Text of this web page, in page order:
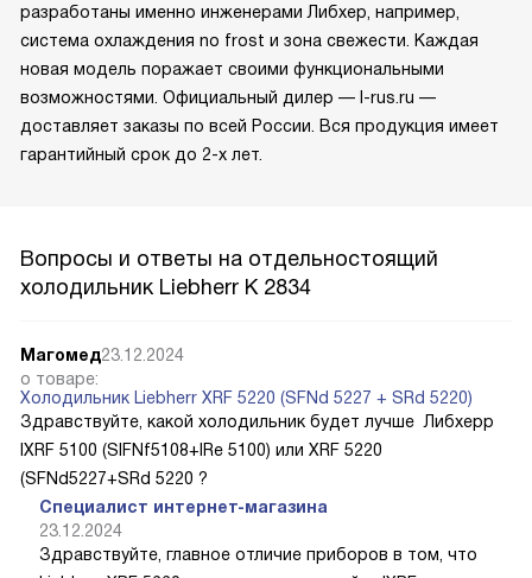
разработаны именно инженерами Либхер, например,
система охлаждения no frost и зона свежести. Каждая
новая модель поражает своими функциональными
возможностями. Официальный дилер — l-rus.ru —
доставляет заказы по всей России. Вся продукция имеет
гарантийный срок до 2-х лет.
Вопросы и ответы на отдельностоящий
холодильник Liebherr K 2834
Магомед23.12.2024
о товаре:
Холодильник Liebherr XRF 5220 (SFNd 5227 + SRd 5220)
Здравствуйте, какой холодильник будет лучше Либхерр
IXRF 5100 (SIFNf5108+IRe 5100) или XRF 5220
(SFNd5227+SRd 5220 ?
Специалист интернет-магазина
23.12.2024
Здравствуйте, главное отличие приборов в том, что